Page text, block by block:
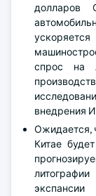
долларов
спрос на
внедрения
Ожидается,
Китае